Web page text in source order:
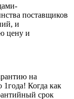
поставщиков
и
цену и
на
1года! Когда как
срок